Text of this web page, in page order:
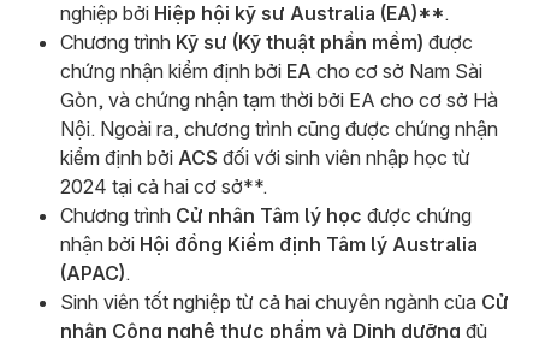
nghiệp bởi Hiệp hội kỹ sư Australia (EA)**.
Chương trình Kỹ sư (Kỹ thuật phần mềm) được
chứng nhận kiểm định bởi EAcho cơ sở Nam Sài
Gòn, và chứng nhận tạm thời bởi EA cho cơ sở Hà
Nội. Ngoài ra, chương trình cũng được chứng nhận
kiểm định bởi ACS đối với sinh viên nhập học từ
2024 tại cả hai cơ sở**.
Chương trình Cử nhân Tâm lý học được chứng
nhận bởi Hội đồng Kiểm định Tâm lý Australia
(APAC).
Sinh viên tốt nghiệp từ cả hai chuyên ngành của Cử
nhân Công nghệ thực phẩm và Dinh dưỡng đủ